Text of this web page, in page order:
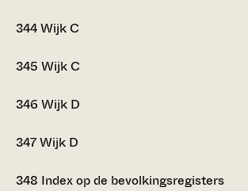
344Wijk C
345 Wijk C
346 Wijk D
347Wijk D
348 Index op de bevolkingsregisters